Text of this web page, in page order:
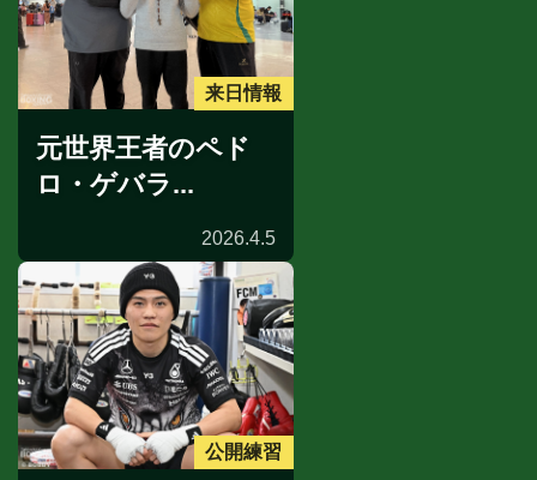
来日情報
元世界王者のペド
ロ・ゲバラ...
2026.4.5
公開練習